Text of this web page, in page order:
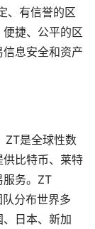
、有信誉的区
捷、公平的区
息安全和资产
ZT是全球性数
比特币、莱特
服务。ZT
分布世界多
日本、新加